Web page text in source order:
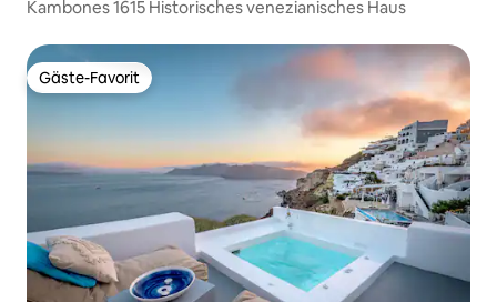
Kambones 1615 Historisches venezianisches Haus
Gäste-Favorit
Gäste-Favorit